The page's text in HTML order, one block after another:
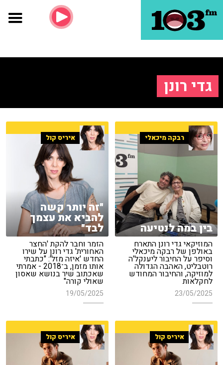
גדי רונן
רבקה מיכאלי
בין במה לנטיעה
המוזיקאי גדי רונן התארח
באולפן של רבקה מיכאלי
וסיפר על החיבור ליענקל'ה
רוטבליט, האהבה הגדולה
למוזיקה, והחיבור המחודש
לחקלאות
23/05/2025
איריס קול
"זה יותר קשה
להביא את עצמך
לבד"
הזמר וחבר להקת 'החצר
האחורית' גדי רונן על שירו
החדש 'איזה מזל': "כתבתי
אותו מזמן, ב־2018 - אמרתי
שאכתוב שיר בנושא שאסון
שאולי קורה"
19/05/2025
איריס קול איריס קול